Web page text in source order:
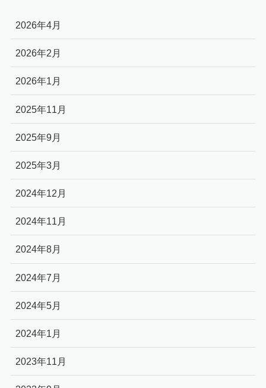
2026年4月
2026年2月
2026年1月
2025年11月
2025年9月
2025年3月
2024年12月
2024年11月
2024年8月
2024年7月
2024年5月
2024年1月
2023年11月